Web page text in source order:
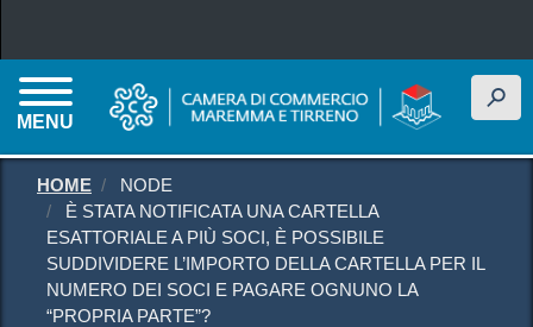
MENU
h
HOME
NODE
È STATA NOTIFICATA UNA CARTELLA
ESATTORIALE A PIÙ SOCI, È POSSIBILE
SUDDIVIDERE L’IMPORTO DELLA CARTELLA PER IL
NUMERO DEI SOCI E PAGARE OGNUNO LA
“PROPRIA PARTE”?